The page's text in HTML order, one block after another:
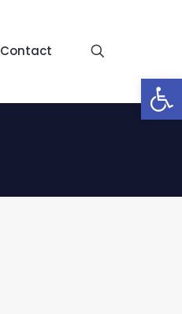
Contact